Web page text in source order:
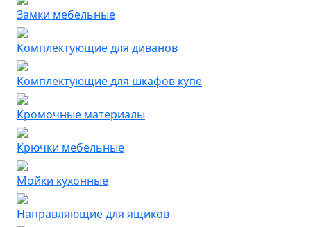
Замки мебельные
Комплектующие для диванов
Комплектующие для шкафов купе
Кромочные материалы
Крючки мебельные
Мойки кухонные
Направляющие для ящиков